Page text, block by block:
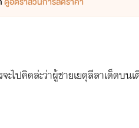
ะไปคิดล่ะว่าผู้ชายเยดุลีลาเด็ดบ